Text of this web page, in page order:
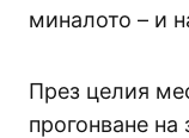
миналото – и
През целия
прогонване на